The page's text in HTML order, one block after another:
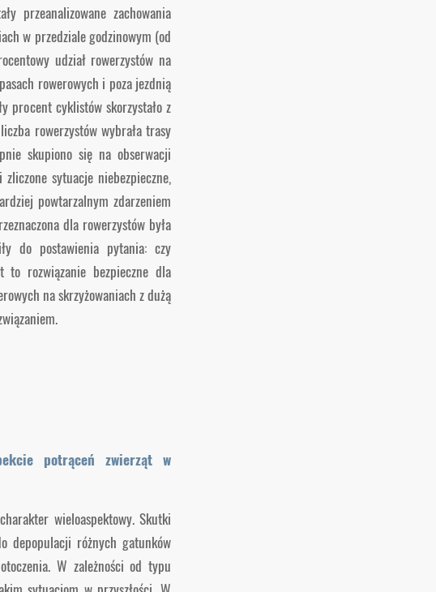
przeanalizowane zachowania
w przedziale godzinowym (od
udział rowerzystów na
rowerowych i poza jezdnią
procent cyklistów skorzystało z
rowerzystów wybrała trasy
skupiono się na obserwacji
sytuacje niebezpieczne,
powtarzalnym zdarzeniem
dla rowerzystów była
do postawienia pytania: czy
rozwiązanie bezpieczne dla
na skrzyżowaniach z dużą
potrąceń zwierząt w
wieloaspektowy. Skutki
depopulacji różnych gatunków
W zależności od typu